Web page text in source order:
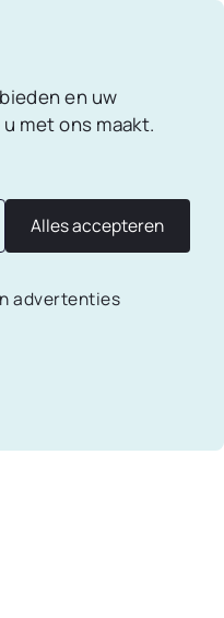
en uw
met ons maakt.
Alles accepteren
advertenties